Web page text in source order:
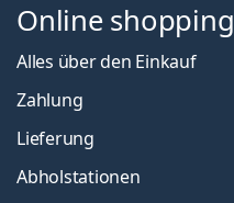
Online shopping
Alles über den Einkauf
Zahlung
Lieferung
Abholstationen